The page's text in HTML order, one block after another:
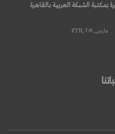
بمكتبة الشبكة العربية بالقاهرة
مارس, ۱۲TH, ۲۰۱۹